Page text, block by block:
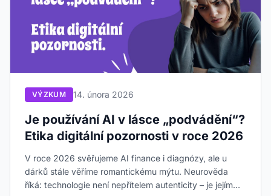
VÝZKUM 14. února 2026
Je používání AI v lásce „podvádění“?
Etika digitální pozornosti v roce 2026
V roce 2026 svěřujeme AI finance i diagnózy, ale u
dárků stále věříme romantickému mýtu. Neurověda
říká: technologie není nepřítelem autenticity – je jejím